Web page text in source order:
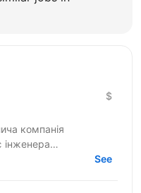
$
компанія
інженера
офіс.
See